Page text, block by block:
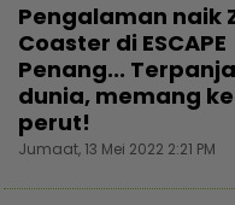
Pengalaman naik
Coaster di ESCAPE
Penang...
dunia, memang
perut!
Jumaat, 13 Mei 2022 2:21 PM